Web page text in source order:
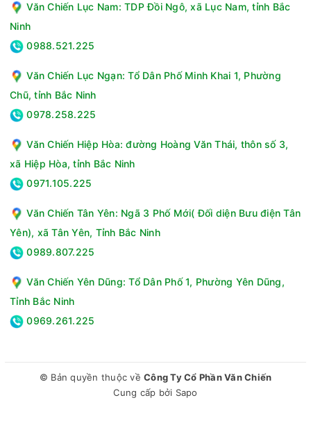
Thông số kỹ thuật Quạt sàn lỡ Senko SL1830
Loại quạt: Quạt lửng
Sải cánh: 43cm
Chất liệu cánh quạt: Nhựa cao cấp
Tốc độ gió: 3 tốc độ
Lưu lượng gió: 133.3 m3/phút
Công suất: 75W
Nhãn năng lượng: 5 sao
Điều khiển từ xa: Không
Hẹn giờ: Không
Tính năng khác: Điều chỉnh được chiều cao, Lồng quạt có
khe hở nan quạt nhỏ
Điều chỉnh chiều cao: 90cm - 100cm
Nguồn điện áp: 220V/50Hz
Thương hiệu: Senko
Xuất xứ thương hiệu: Việt Nam
Văn Chiến Lục Nam: TDP Đồi Ngô, xã Lục Nam, tỉnh Bắc
Ninh
0988.521.225
Văn Chiến Lục Ngạn: Tổ Dân Phố Minh Khai 1, Phường
Chũ, tỉnh Bắc Ninh
0978.258.225
Văn Chiến Hiệp Hòa: đường Hoàng Văn Thái, thôn số 3,
xã Hiệp Hòa, tỉnh Bắc Ninh
0971.105.225
Văn Chiến Tân Yên: Ngã 3 Phố Mới( Đối diện Bưu điện Tân
Yên), xã Tân Yên, Tỉnh Bắc Ninh
0989.807.225
Văn Chiến Yên Dũng: Tổ Dân Phố 1, Phường Yên Dũng,
Tỉnh Bắc Ninh
0969.261.225
© Bản quyền thuộc về Công Ty Cổ Phần Văn Chiến
Cung cấp bởi Sapo